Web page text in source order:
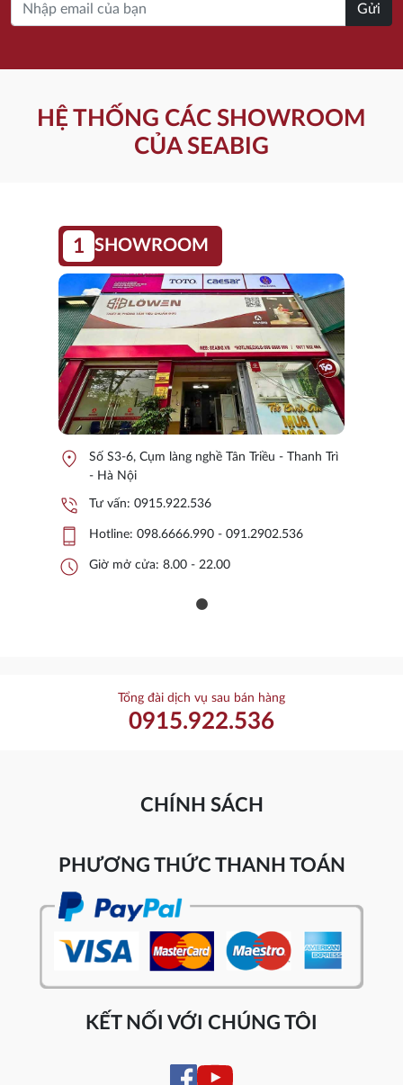
Gửi
HỆ THỐNG CÁC SHOWROOM
CỦA SEABIG
1 SHOWROOM
location_on
Số S3-6, Cụm làng nghề Tân Triều - Thanh Trì
- Hà Nội
phone_in_talk Tư vấn: 0915.922.536
phone_iphone Hotline: 098.6666.990 - 091.2902.536
schedule Giờ mở cửa: 8.00 - 22.00
Tổng đài dịch vụ sau bán hàng
0915.922.536
CHÍNH SÁCH
PHƯƠNG THỨC THANH TOÁN
KẾT NỐI VỚI CHÚNG TÔI